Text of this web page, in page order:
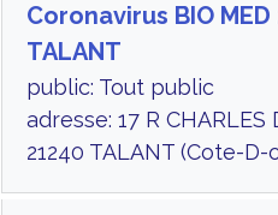
Coronavirus BIO MED
TALANT
public: Tout public
adresse: 17 R CHARLES
21240 TALANT (Cote-D-